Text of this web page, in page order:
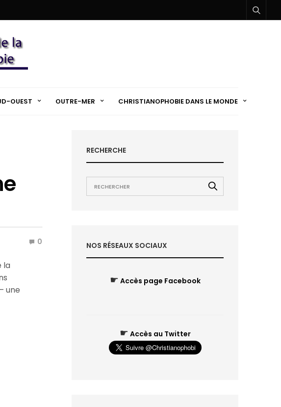
OUEST OUTRE-MER CHRISTIANOPHOBIE DANS LE MONDE
0
la
une
RECHERCHE
NOS RÉSEAUX SOCIAUX
☛ Accès page Facebook
☛ Accès au Twitter